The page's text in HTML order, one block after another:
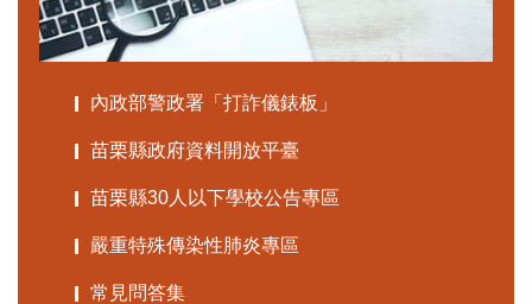
內政部警政署「打詐儀錶板」
苗栗縣政府資料開放平臺
苗栗縣30人以下學校公告專區
嚴重特殊傳染性肺炎專區
常見問答集